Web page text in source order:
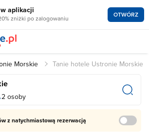
aplikacji
zniżki po zalogowaniu OTWÓRZ
Morskie Tanie hotele Ustronie Morskie
2 osoby
z natychmiastową rezerwacją